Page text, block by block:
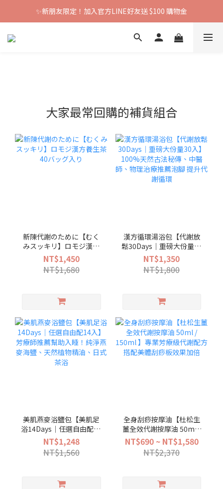
✨新朋友限定！加入官方LINE好友送 $100 購物金
大家最常回購的補貨組合
新陳代謝のために【むく
みスッキリ】ロモジ漢方
養生茶40バッグ入り
NT$1,450
NT$1,680
漢方循環湯浴包【代謝放
鬆30Days｜重磅大份量30
入】100%天然古法秘傳、
中醫師、物理治療推薦泡
腳 提升代謝循環
NT$1,350
NT$1,800
美肌燕麥浴鹽包【美肌足
浴14Days｜任選自由配14
入】芳療師推薦幫助入
睡！純淨燕麥海鹽、天然
植物精油、日式茶浴
NT$1,248
NT$1,560
全身刮痧按摩油【杜松生
薑全效代謝按摩油 50ml /
150ml 】專業芳療級代謝
配方 搭配美體刮痧板效果
加倍
NT$690 ~ NT$1,580
NT$2,370